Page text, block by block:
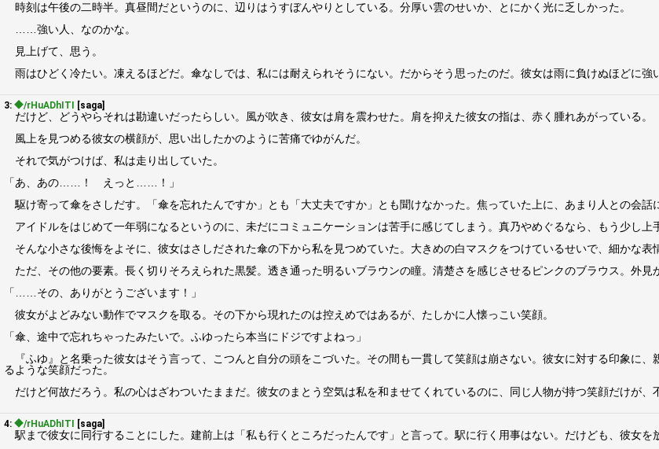
時刻は午後の二時半。真昼間だというのに、辺りはうすぼんやりとしている。分厚い雲のせいか、とにかく光に乏しかった。
……強い人、なのかな。
見上げて、思う。
雨はひどく冷たい。凍えるほどだ。傘なしでは、私には耐えられそうにない。だからそう思ったのだ。彼女は雨に負けぬほどに強
3: ◆/rHuADhITI [saga]
だけど、どうやらそれは勘違いだったらしい。風が吹き、彼女は肩を震わせた。肩を抑えた彼女の指は、赤く腫れあがっている。
風上を見つめる彼女の横顔が、思い出したかのように苦痛でゆがんだ。
それで気がつけば、私は走り出していた。
「あ、あの……！ えっと……！」
駆け寄って傘をさしだす。「傘を忘れたんですか」とも「大丈夫ですか」とも聞けなかった。焦っていた上に、あまり人との会話
アイドルをはじめて一年弱になるというのに、未だにコミュニケーションは苦手に感じてしまう。真乃やめぐるなら、もう少し上
そんな小さな後悔をよそに、彼女はさしだされた傘の下から私を見つめていた。大きめの白マスクをつけているせいで、細かな表
ただ、その他の要素。長く切りそろえられた黒髪。透き通った明るいブラウンの瞳。清楚さを感じさせるピンクのブラウス。外見
「……その、ありがとうございます！」
彼女がよどみない動作でマスクを取る。その下から現れたのは控えめではあるが、たしかに人懐っこい笑顔。
「傘、途中で忘れちゃったみたいで。ふゆったら本当にドジですよねっ」
『ふゆ』と名乗った彼女はそう言って、こつんと自分の頭をこづいた。その間も一貫して笑顔は崩さない。彼女に対する印象に
るような笑顔だった。
だけど何故だろう。私の心はざわついたままだ。彼女のまとう空気は私を和ませてくれているのに、同じ人物が持つ笑顔だけが、
4: ◆/rHuADhITI [saga]
駅まで彼女に同行することにした。建前上は「私も行くところだったんです」と言って。駅に行く用事はない。だけども、彼女を